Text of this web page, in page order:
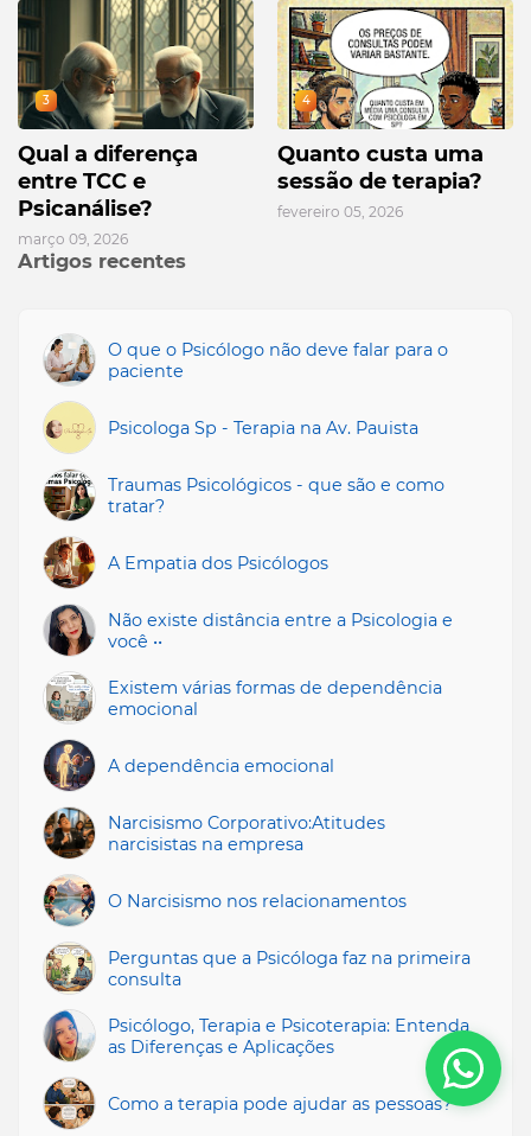
3
Qual a diferença
entre TCC e
Psicanálise?
março 09, 2026
4
Quanto custa uma
sessão de terapia?
fevereiro 05, 2026
Artigos recentes
O que o Psicólogo não deve falar para o
paciente
Psicologa Sp - Terapia na Av. Pauista
Traumas Psicológicos - que são e como
tratar?
A Empatia dos Psicólogos
Não existe distância entre a Psicologia e
você ••
Existem várias formas de dependência
emocional
A dependência emocional
Narcisismo Corporativo:Atitudes
narcisistas na empresa
O Narcisismo nos relacionamentos
Perguntas que a Psicóloga faz na primeira
consulta
Psicólogo, Terapia e Psicoterapia: Entenda
as Diferenças e Aplicações
Como a terapia pode ajudar as pessoas?